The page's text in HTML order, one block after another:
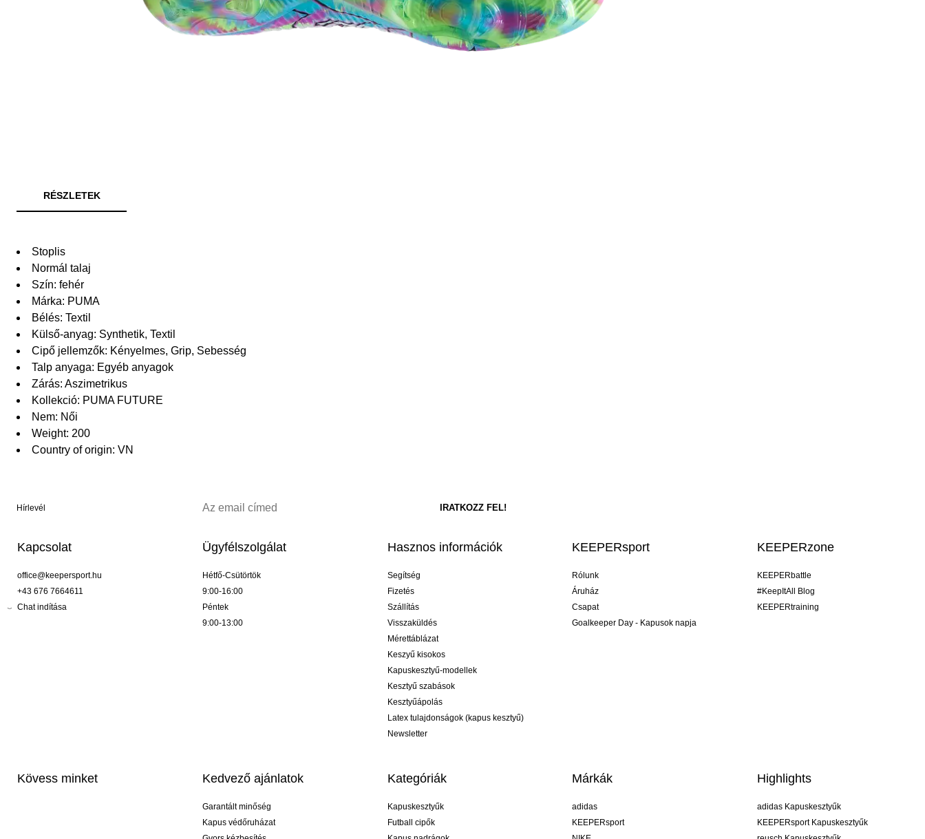
RÉSZLETEK
Stoplis
Normál talaj
Szín: fehér
Márka: PUMA
Bélés: Textil
Külső-anyag: Synthetik, Textil
Cipő jellemzők: Kényelmes, Grip, Sebesség
Talp anyaga: Egyéb anyagok
Zárás: Aszimetrikus
Kollekció: PUMA FUTURE
Nem: Női
Weight: 200
Country of origin: VN
Hírlevél
Kapcsolat
office@keepersport.hu
+43 676 7664611
Chat indítása
Ügyfélszolgálat
Hétfő-Csütörtök
9:00-16:00
Péntek
9:00-13:00
Hasznos információk
Segítség
Fizetés
Szállítás
Visszaküldés
Mérettáblázat
Keszyű kisokos
Kapuskesztyű-modellek
Kesztyű szabások
Kesztyűápolás
Latex tulajdonságok (kapus kesztyű)
Newsletter
KEEPERsport
Rólunk
Áruház
Csapat
Goalkeeper Day - Kapusok napja
KEEPERzone
KEEPERbattle
#KeepItAll Blog
KEEPERtraining
Kövess minket Kedvező ajánlatok
Garantált minőség
Kapus védőruházat
Kategóriák
Kapuskesztyűk
Futball cipők
Márkák
adidas
KEEPERsport
Highlights
adidas Kapuskesztyűk
KEEPERsport Kapuskesztyűk